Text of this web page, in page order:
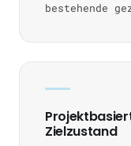
bestehende
Zielzustand